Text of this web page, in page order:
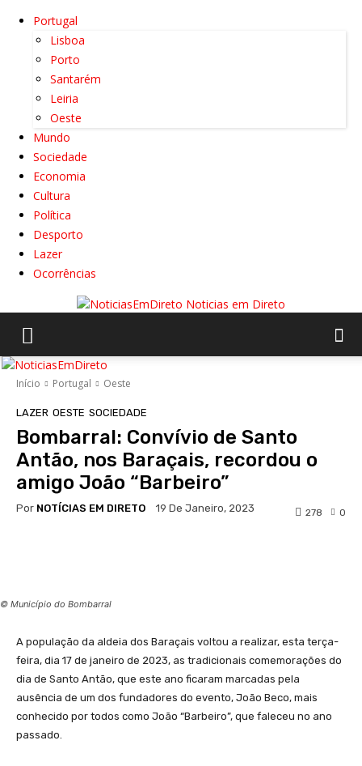
Portugal
Lisboa
Porto
Santarém
Leiria
Oeste
Mundo
Sociedade
Economia
Cultura
Política
Desporto
Lazer
Ocorrências
Noticias em Direto
Início Portugal Oeste
LAZER OESTE SOCIEDADE
Bombarral: Convívio de Santo
Antão, nos Baraçais, recordou o
amigo João “Barbeiro”
Por NOTÍCIAS EM DIRETO 19 De Janeiro, 2023 0
278
© Município do Bombarral
A população da aldeia dos Baraçais voltou a realizar, esta terça-
feira, dia 17 de janeiro de 2023, as tradicionais comemorações do
dia de Santo Antão, que este ano ficaram marcadas pela
ausência de um dos fundadores do evento, João Beco, mais
conhecido por todos como João “Barbeiro”, que faleceu no ano
passado.